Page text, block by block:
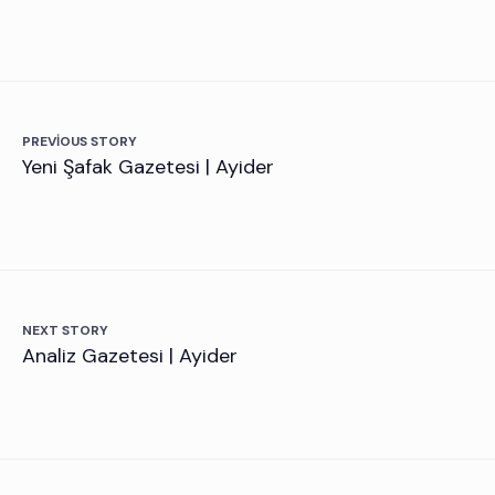
PREVIOUS STORY
Yeni Şafak Gazetesi | Ayider
NEXT STORY
Analiz Gazetesi | Ayider